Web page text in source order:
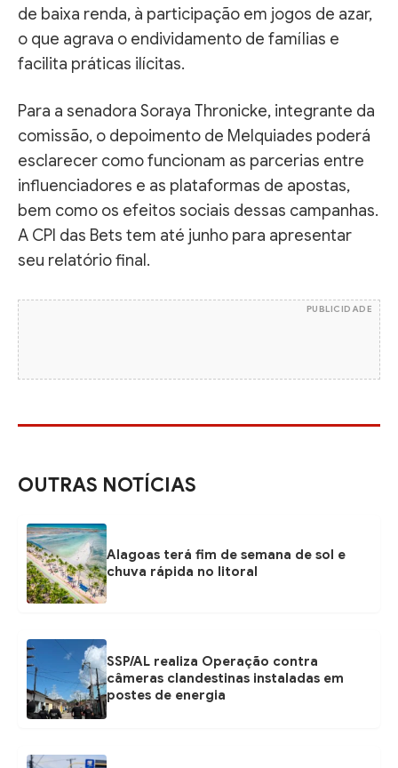
de baixa renda, à participação em jogos de azar,
o que agrava o endividamento de famílias e
facilita práticas ilícitas.
Para a senadora Soraya Thronicke, integrante da
comissão, o depoimento de Melquiades poderá
esclarecer como funcionam as parcerias entre
influenciadores e as plataformas de apostas,
bem como os efeitos sociais dessas campanhas.
A CPI das Bets tem até junho para apresentar
seu relatório final.
PUBLICIDADE
OUTRAS NOTÍCIAS
Alagoas terá fim de semana de sol e
chuva rápida no litoral
SSP/AL realiza Operação contra
câmeras clandestinas instaladas em
postes de energia